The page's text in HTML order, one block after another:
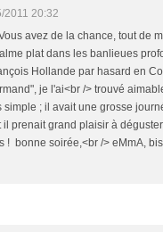
2011 20:32
avez de la chance, tout de
plat dans les banlieues
Hollande par hasard en
je l'ai<br /> trouvé
simple ; il avait une grosse
il prenait grand plaisir à
! bonne soirée,<br /> eMmA,